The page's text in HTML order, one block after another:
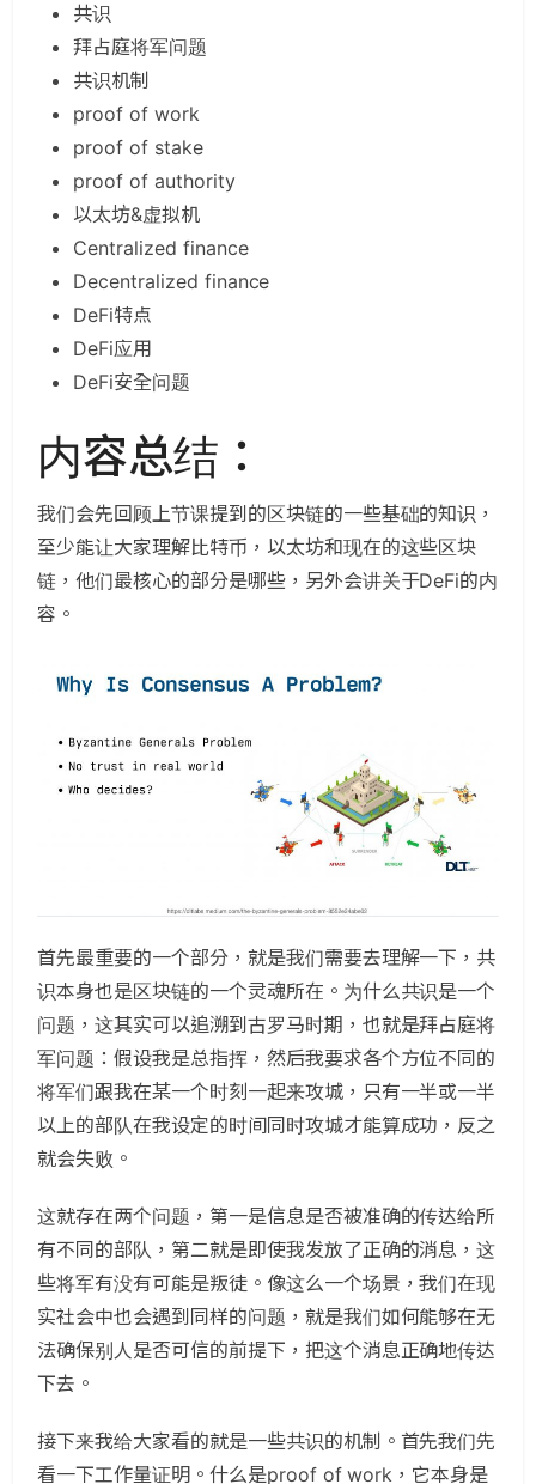
共识
拜占庭将军问题
共识机制
proof of work
proof of stake
proof of authority
以太坊&虚拟机
Centralized finance
Decentralized finance
DeFi特点
DeFi应用
DeFi安全问题
内容总结：
我们会先回顾上节课提到的区块链的一些基础的知识，
至少能让大家理解比特币，以太坊和现在的这些区块
链，他们最核心的部分是哪些，另外会讲关于DeFi的内
容。
首先最重要的一个部分，就是我们需要去理解一下，共
识本身也是区块链的一个灵魂所在。为什么共识是一个
问题，这其实可以追溯到古罗马时期，也就是拜占庭将
军问题：假设我是总指挥，然后我要求各个方位不同的
将军们跟我在某一个时刻一起来攻城，只有一半或一半
以上的部队在我设定的时间同时攻城才能算成功，反之
就会失败。
这就存在两个问题，第一是信息是否被准确的传达给所
有不同的部队，第二就是即使我发放了正确的消息，这
些将军有没有可能是叛徒。像这么一个场景，我们在现
实社会中也会遇到同样的问题，就是我们如何能够在无
法确保别人是否可信的前提下，把这个消息正确地传达
下去。
接下来我给大家看的就是一些共识的机制。首先我们先
看一下工作量证明。什么是proof of work，它本身是